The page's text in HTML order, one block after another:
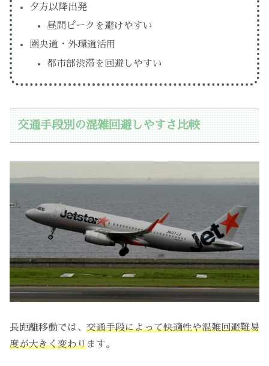
夕方以降出発
昼間ピークを避けやすい
圏央道・外環道活用
都市部渋滞を回避しやすい
交通手段別の混雑回避しやすさ比較
長距離移動では、 交通手段によって快適性や混雑回避難易
度が大きく変わります。